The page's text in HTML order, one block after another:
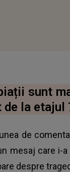
sunt
de la etajul
de
mesaj care i-
despre